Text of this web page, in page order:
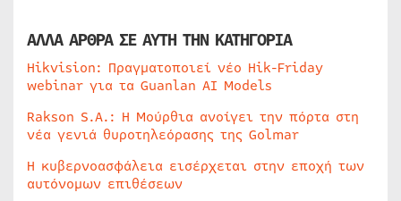
ΑΛΛΑ ΑΡΘΡΑ ΣΕ ΑΥΤΗ ΤΗΝ ΚΑΤΗΓΟΡΙΑ
Hikvision: Πραγματοποιεί νέο Hik-Friday
webinar για τα Guanlan AI Models
Rakson S.A.: Η Μούρθια ανοίγει την πόρτα στη
νέα γενιά θυροτηλεόρασης της Golmar
Η κυβερνοασφάλεια εισέρχεται στην εποχή των
αυτόνομων επιθέσεων